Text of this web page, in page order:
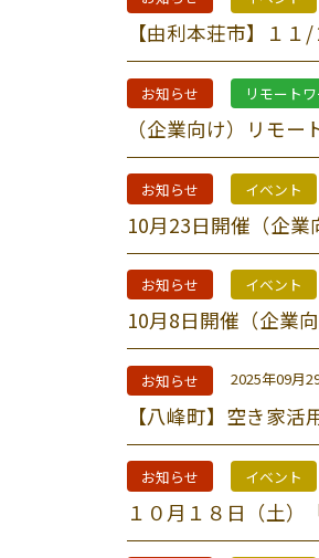
【由利本荘市】１
お知らせ リモート
（企業向け）リモ
お知らせ イベント
10月23日開催（企
お知らせ イベント
10月8日開催（企業
お知らせ 2025年09月
【八峰町】空き家
お知らせ イベント
１０月１８日（土）